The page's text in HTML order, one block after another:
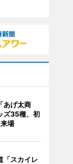
あげ太商
ズ35種、初
場
「スカイレ